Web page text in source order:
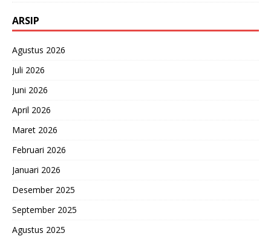
ARSIP
Agustus 2026
Juli 2026
Juni 2026
April 2026
Maret 2026
Februari 2026
Januari 2026
Desember 2025
September 2025
Agustus 2025